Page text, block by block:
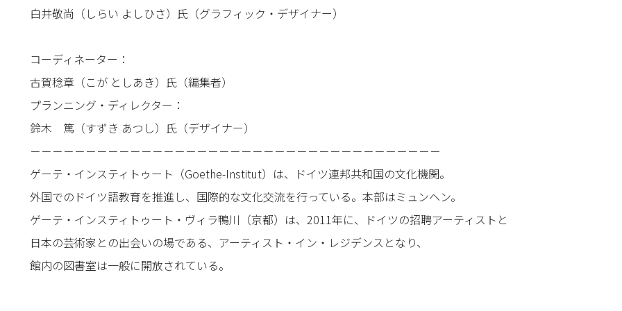
白井敬尚（しらい よしひさ）氏（グラフィック・デザイナー）
コーディネーター：
古賀稔章（こが としあき）氏（編集者）
プランニング・ディレクター：
鈴木 篤（すずき あつし）氏（デザイナー）
－－－－－－－－－－－－－－－－－－－－－－－－－－－－－－－－－－－－－
ゲーテ・インスティトゥート（Goethe-Institut）は、ドイツ連邦共和国の文化機関。
外国でのドイツ語教育を推進し、国際的な文化交流を行っている。本部はミュンヘン。
ゲーテ・インスティトゥート・ヴィラ鴨川（京都）は、2011年に、ドイツの招聘アーティストと
日本の芸術家との出会いの場である、アーティスト・イン・レジデンスとなり、
館内の図書室は一般に開放されている。